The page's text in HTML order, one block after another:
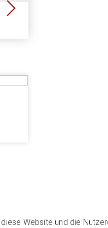
Website und die